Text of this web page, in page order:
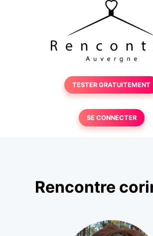
TESTER GRATUITEMENT
SE CONNECTER
Rencontre